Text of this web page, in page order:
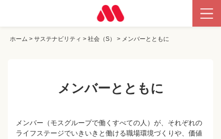
ホーム > サステナビリティ > 社会（S） > メンバーとともに
メンバーとともに
メンバー（モスグループで働くすべての人）が、それぞれの
ライフステージでいきいきと働ける職場環境づくりや、価値